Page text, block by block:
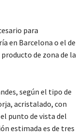
para
en Barcelona o el de
de zona de la
según el tipo de
acristalado, con
punto de vista del
estimada es de tres